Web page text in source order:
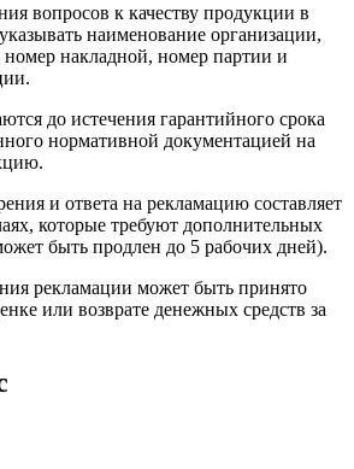
вопросов к качеству продукции в
наименование организации,
накладной, номер партии и
до истечения гарантийного срока
нормативной документацией на
и ответа на рекламацию составляет
которые требуют дополнительных
быть продлен до 5 рабочих дней).
рекламации может быть принято
или возврате денежных средств за